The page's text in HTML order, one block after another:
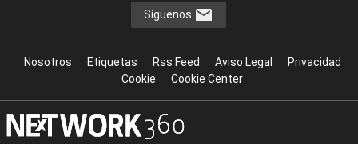
Síguenos
Nosotros Etiquetas Rss Feed Aviso Legal
Privacidad
Cookie
Cookie Center